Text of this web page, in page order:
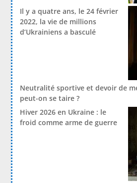
Il y a quatre ans, le 24 février
2022, la vie de millions
d’Ukrainiens a basculé
Neutralité sportive et devoir de
peut-on se taire ?
Hiver 2026 en Ukraine : le
froid comme arme de guerre